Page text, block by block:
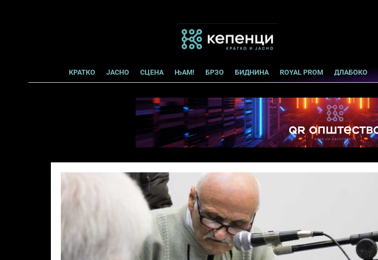
КРАТКО ЈАСНО СЦЕНА ЊАМ! БРЗО БИДНИНА ROYAL PROM ДЛАБОКО